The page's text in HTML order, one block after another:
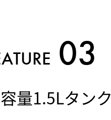
量1.5Lタンク